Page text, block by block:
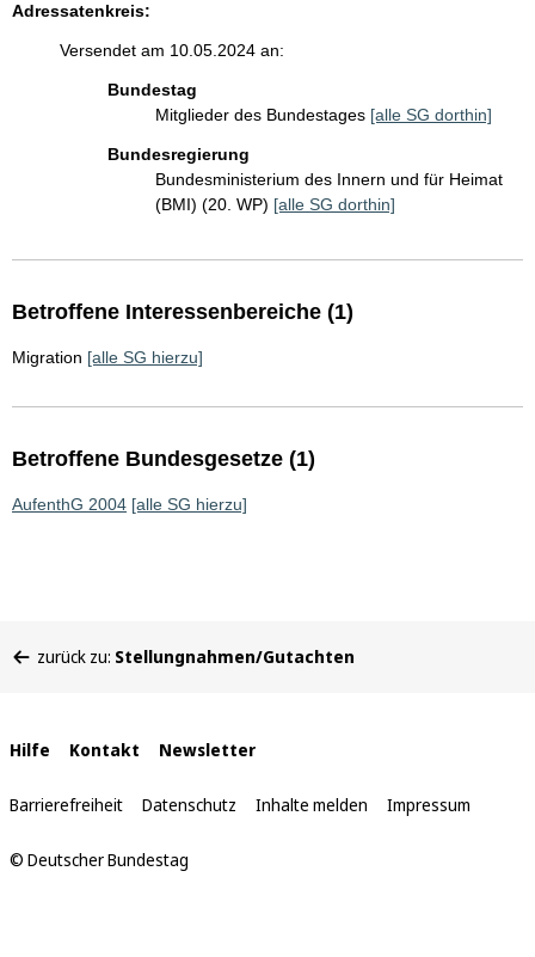
Adressatenkreis:
Versendet am 10.05.2024 an:
Bundestag
Mitglieder des Bundestages [alle SG dorthin]
Bundesregierung
Bundesministerium des Innern und für Heimat
(BMI) (20. WP) [alle SG dorthin]
Betroffene Interessenbereiche (1)
Migration [alle SG hierzu]
Betroffene Bundesgesetze (1)
AufenthG 2004 [alle SG hierzu]
befinden
zurück zu: Stellungnahmen/Gutachten
Interne
Links
Hilfe Kontakt Newsletter
Barrierefreiheit Datenschutz Inhalte melden Impressum
© Deutscher Bundestag